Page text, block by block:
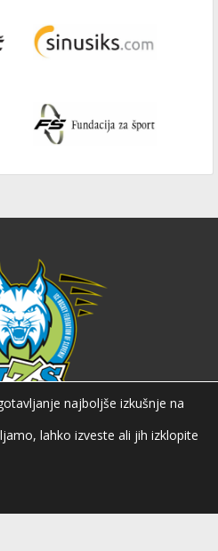
Slovenije
športna organizacija na področju
tekmovanja v različnih domačih in
pod njenim okriljem delujejo tudi
najboljše izkušnje na
lahko izveste ali jih izklopite